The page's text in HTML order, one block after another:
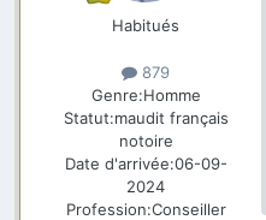
Habitués
879
Genre:Homme
Statut:maudit français
notoire
Date d'arrivée:06-09-
2024
Profession:Conseiller